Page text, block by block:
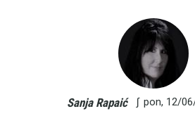
Sanja Rapaić ∫ pon, 12/